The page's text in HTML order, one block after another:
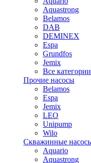
Aquastrong
Belamos
DAB
DEMINEX
Espa
Grundfos
Jemix
Все
Прочие насосы
Belamos
Espa
Jemix
LEO
Unipump
Wilo
Скважинные
Aquario
Aquastrong